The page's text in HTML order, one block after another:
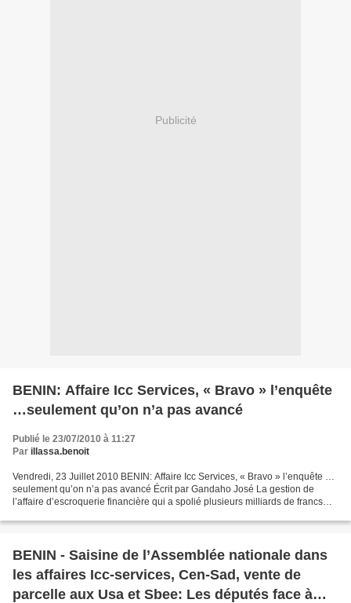
Publicité
BENIN: Affaire Icc Services, « Bravo » l’enquête
…seulement qu’on n’a pas avancé
Publié le 23/07/2010 à 11:27
Par illassa.benoit
Vendredi, 23 Juillet 2010 BENIN: Affaire Icc Services, « Bravo » l’enquête …
seulement qu’on n’a pas avancé Écrit par Gandaho José La gestion de
l’affaire d’escroquerie financière qui a spolié plusieurs milliards de francs
BENIN - Saisine de l’Assemblée nationale dans
les affaires Icc-services, Cen-Sad, vente de
parcelle aux Usa et Sbee: Les députés face à